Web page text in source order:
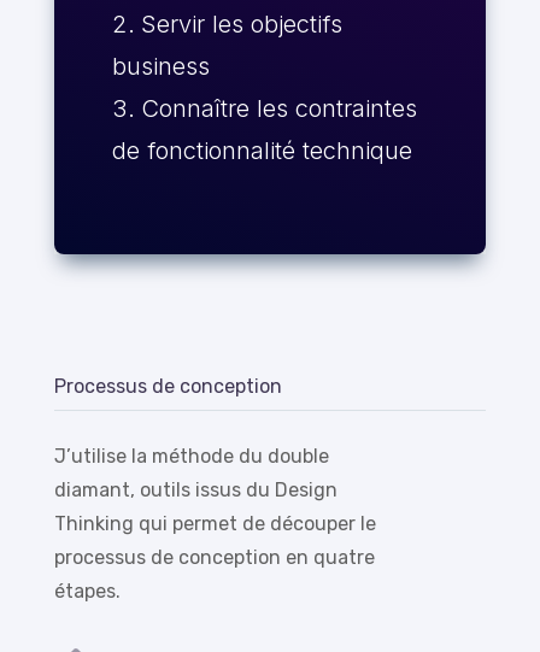
Servir les objectifs
business
Connaître les contraintes
de fonctionnalité technique
Processus de conception
J’utilise la méthode du double
diamant, outils issus du Design
Thinking qui permet de découper le
processus de conception en quatre
étapes.